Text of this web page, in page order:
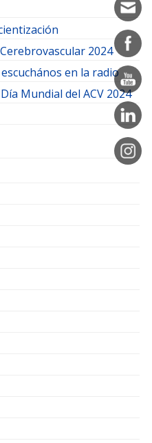
2024
en la radio
Mundial del ACV 2024